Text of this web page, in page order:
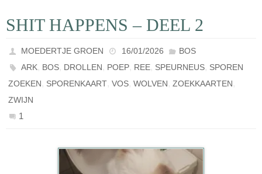
SHIT HAPPENS – DEEL 2
MOEDERTJE GROEN 16/01/2026
BOS
ARK, BOS, DROLLEN, POEP, REE, SPEURNEUS, SPOREN
ZOEKEN, SPORENKAART, VOS, WOLVEN, ZOEKKAARTEN,
ZWIJN
1